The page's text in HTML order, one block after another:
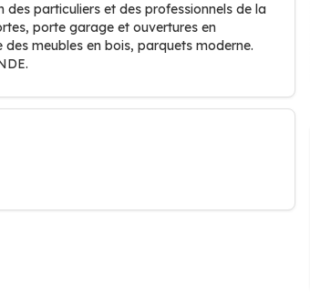
des particuliers et des professionnels de la
porte garage et ouvertures en
meubles en bois, parquets moderne.